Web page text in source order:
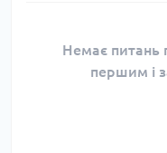
Немає питань
першим і